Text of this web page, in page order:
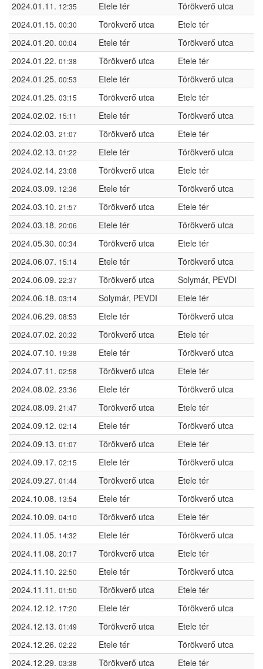
2024.01.11. 12:35 Etele tér
Törökverő utca
2024.01.15. 00:30 Törökverő utca
Etele tér
2024.01.20. 00:04 Etele tér
Törökverő utca
2024.01.22. 01:38 Törökverő utca
Etele tér
2024.01.25. 00:53 Etele tér
Törökverő utca
2024.01.25. 03:15 Törökverő utca
Etele tér
2024.02.02. 15:11 Etele tér
Törökverő utca
2024.02.03. 21:07 Törökverő utca
Etele tér
2024.02.13. 01:22 Etele tér
Törökverő utca
2024.02.14. 23:08 Törökverő utca
Etele tér
2024.03.09. 12:36 Etele tér
Törökverő utca
2024.03.10. 21:57 Törökverő utca
Etele tér
2024.03.18. 20:06 Etele tér
Törökverő utca
2024.05.30. 00:34 Törökverő utca
Etele tér
2024.06.07. 15:14 Etele tér
Törökverő utca
2024.06.09. 22:37 Törökverő utca
Solymár, PEVDI
2024.06.18. 03:14 Solymár, PEVDI
Etele tér
2024.06.29. 08:53 Etele tér
Törökverő utca
2024.07.02. 20:32 Törökverő utca
Etele tér
2024.07.10. 19:38 Etele tér
Törökverő utca
2024.07.11. 02:58 Törökverő utca
Etele tér
2024.08.02. 23:36 Etele tér
Törökverő utca
2024.08.09. 21:47 Törökverő utca
Etele tér
2024.09.12. 02:14 Etele tér
Törökverő utca
2024.09.13. 01:07 Törökverő utca
Etele tér
2024.09.17. 02:15 Etele tér
Törökverő utca
2024.09.27. 01:44 Törökverő utca
Etele tér
2024.10.08. 13:54 Etele tér
Törökverő utca
2024.10.09. 04:10 Törökverő utca
Etele tér
2024.11.05. 14:32 Etele tér
Törökverő utca
2024.11.08. 20:17 Törökverő utca
Etele tér
2024.11.10. 22:50 Etele tér
Törökverő utca
2024.11.11. 01:50 Törökverő utca
Etele tér
2024.12.12. 17:20 Etele tér
Törökverő utca
2024.12.13. 01:49 Törökverő utca
Etele tér
2024.12.26. 02:22 Etele tér
Törökverő utca
2024.12.29. 03:38 Törökverő utca
Etele tér